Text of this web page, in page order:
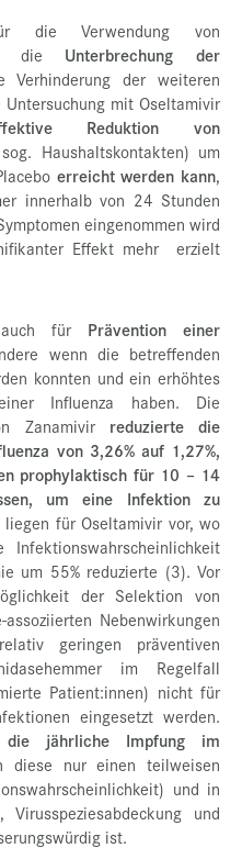
die Verwendung von
die Unterbrechung der
der weiteren
mit Oseltamivir
Reduktion von
Haushaltskontakten) um
erreicht werden kann,
innerhalb von 24 Stunden
eingenommen wird
Effekt mehr erzielt
auch für Prävention einer
wenn die betreffenden
konnten und ein erhöhtes
Influenza haben. Die
Zanamivir reduzierte die
von 3,26% auf 1,27%,
prophylaktisch für 10 – 14
um eine Infektion zu
für Oseltamivir vor, wo
um 55% reduzierte (3). Vor
der Selektion von
Nebenwirkungen
geringen präventiven
im Regelfall
Patient:innen) nicht für
eingesetzt werden.
jährliche Impfung im
diese nur einen teilweisen
und in
und
ist.